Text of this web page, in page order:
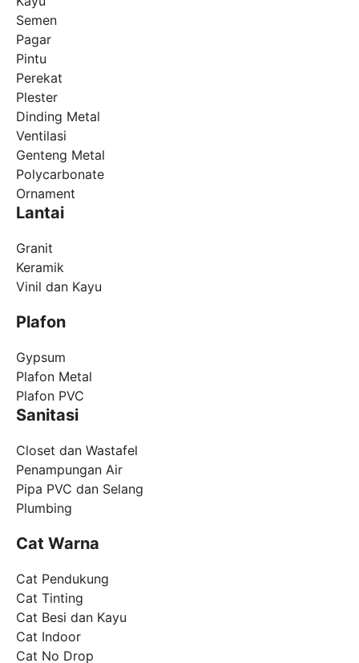
Semen
Pagar
Pintu
Perekat
Plester
Dinding Metal
Ventilasi
Genteng Metal
Polycarbonate
Ornament
Lantai
Granit
Keramik
Vinil dan Kayu
Plafon
Gypsum
Plafon Metal
Plafon PVC
Sanitasi
Closet dan Wastafel
Penampungan Air
Pipa PVC dan Selang
Plumbing
Cat Warna
Cat Pendukung
Cat Tinting
Cat Besi dan Kayu
Cat Indoor
Cat No Drop